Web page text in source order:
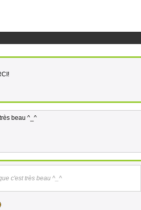
beau ^_^
c'est très beau ^_^